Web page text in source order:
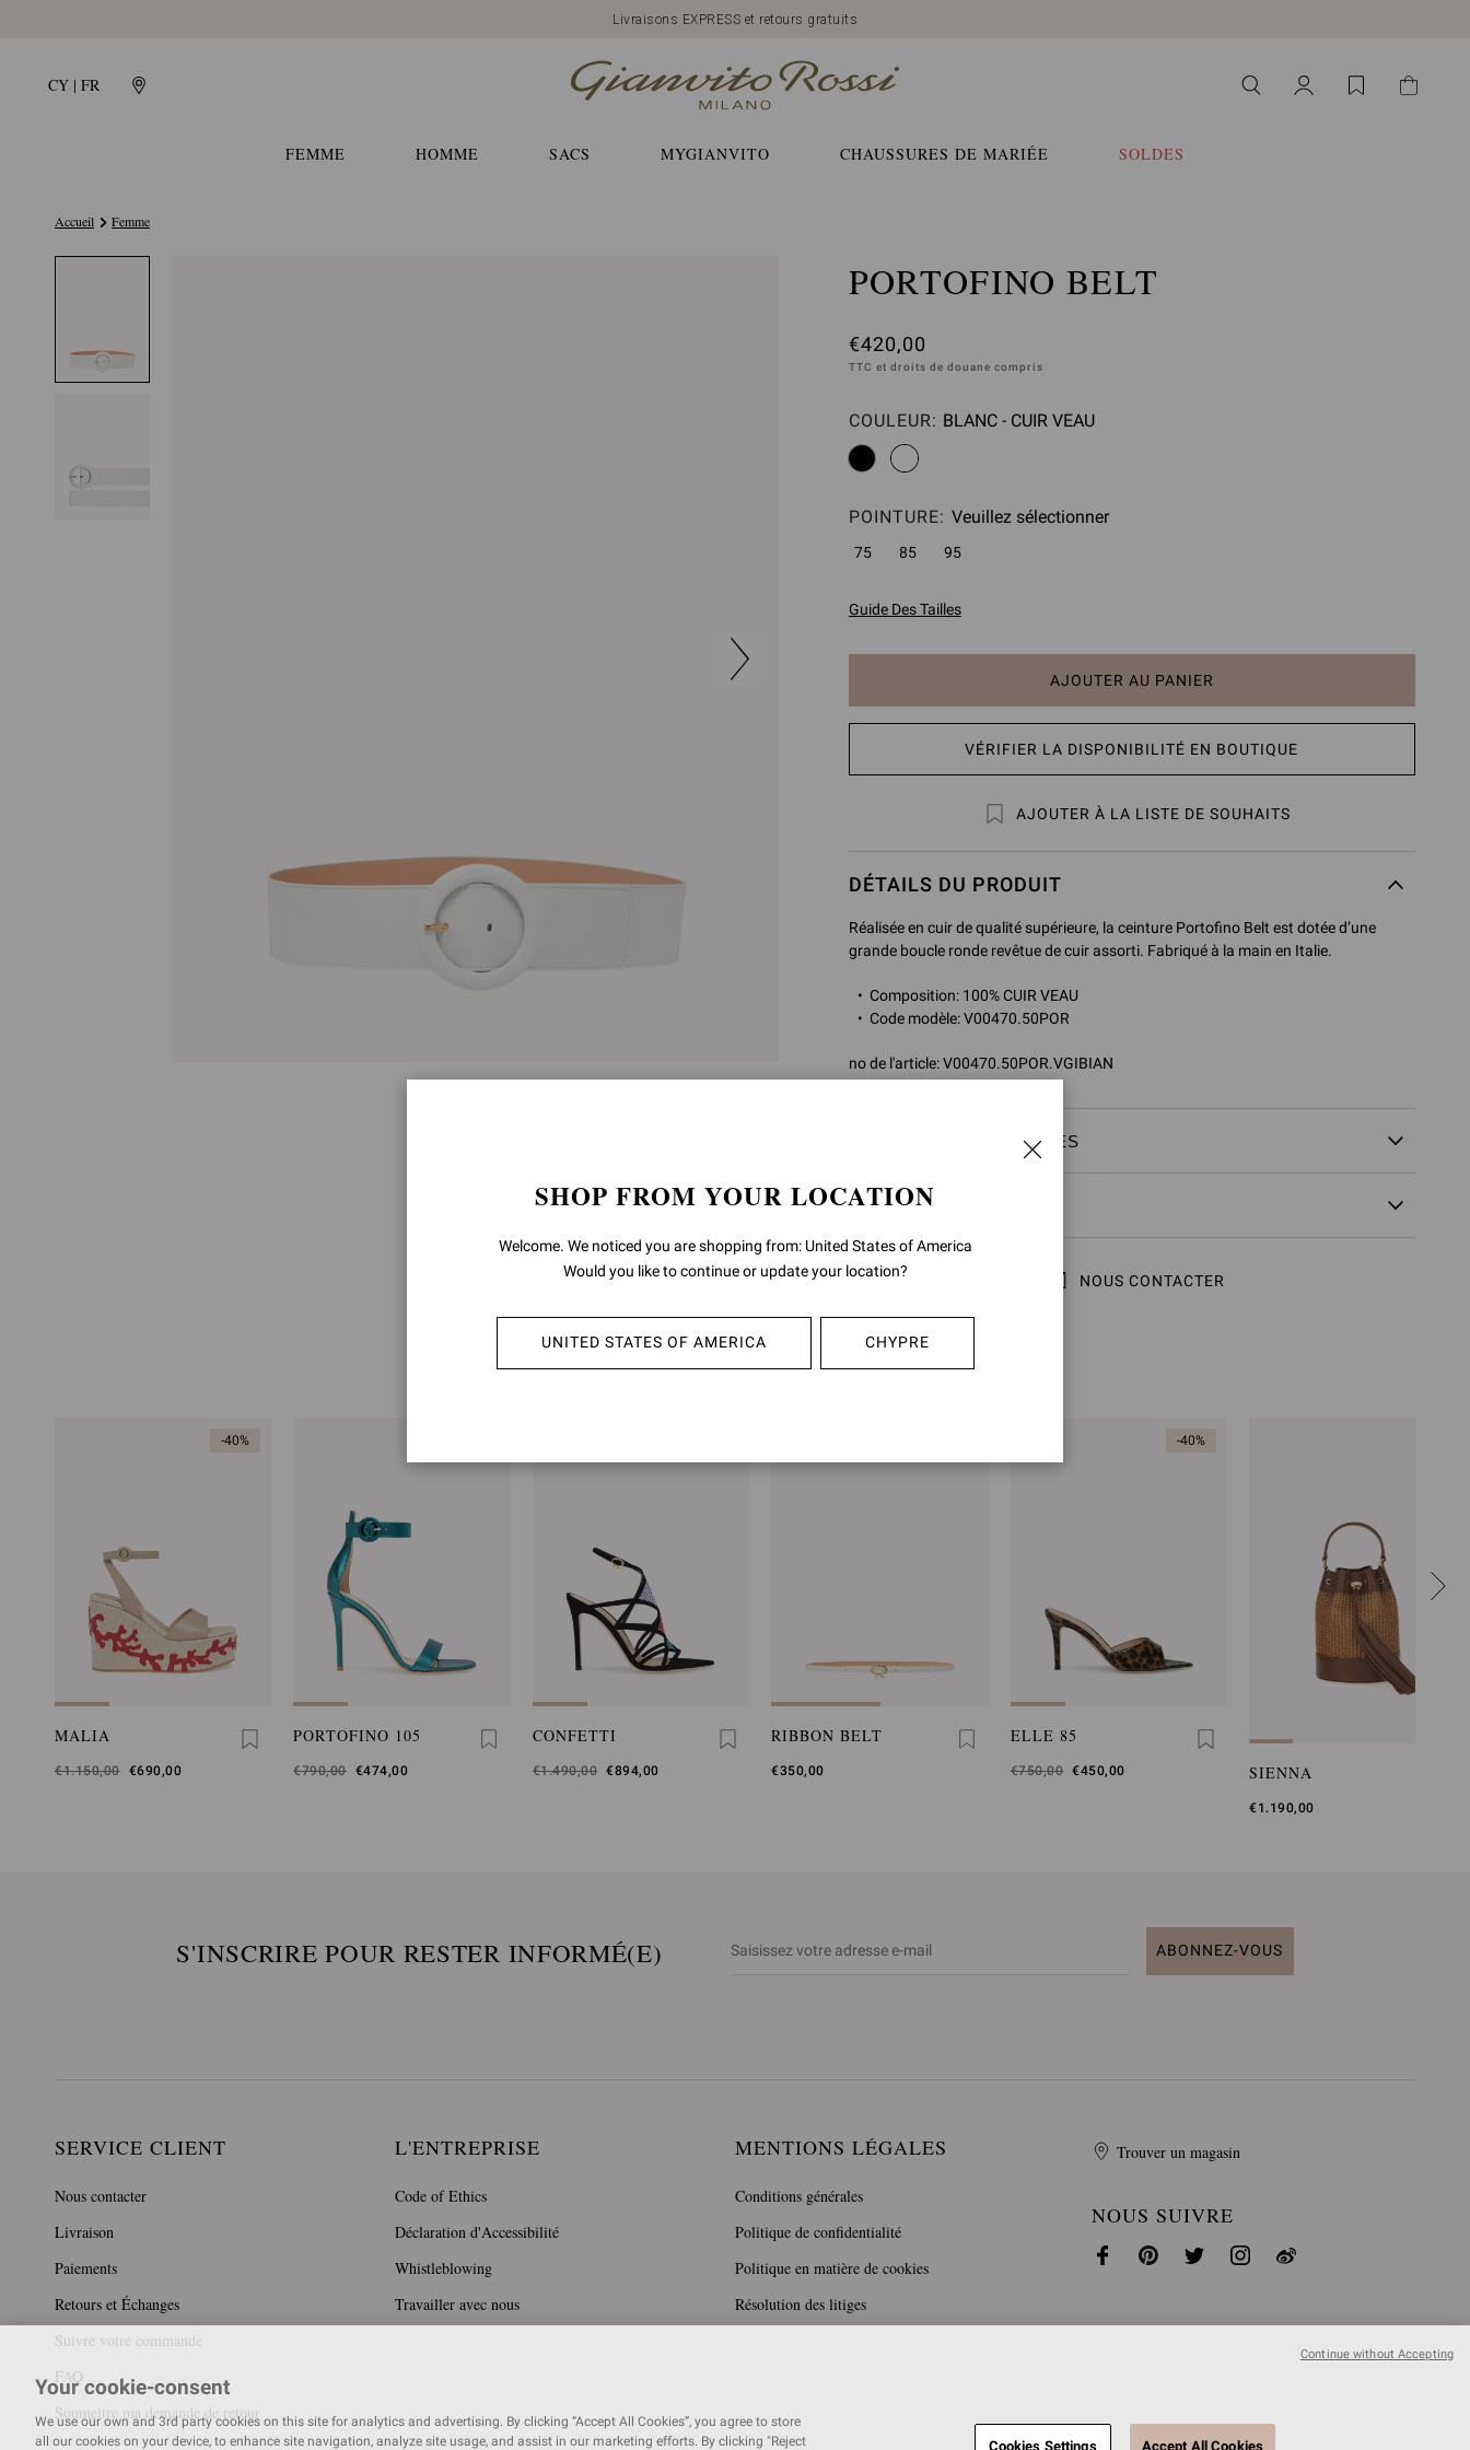
Livraisons EXPRESS et retours gratuits
CY | FR
FEMME HOMME SACS MYGIANVITO CHAUSSURES DE MARIÉE SOLDES
Accueil Femme
PORTOFINO BELT
€420,00
TTC et droits de douane compris
COULEUR: Veuillez sélectionner
BLANC - CUIR VEAU
POINTURE: Veuillez sélectionner
75 85 95
Guide Des Tailles
AJOUTER AU PANIER
au
panier
VÉRIFIER LA DISPONIBILITÉ EN BOUTIQUE
AJOUTER À LA LISTE DE SOUHAITS
DÉTAILS DU PRODUIT
Réalisée en cuir de qualité supérieure, la ceinture Portofino Belt est dotée d’une
grande boucle ronde revêtue de cuir assorti. Fabriqué à la main en Italie.
Composition: 100% CUIR VEAU
Code modèle: V00470.50POR
no de l'article:V00470.50POR.VGIBIAN
ÉCHANGES
LIVRAISON
NOUS CONTACTER
VOUS POURRIEZ ÉGALEMENT AIMER
MALIA
Était
€1.150,00
,
€690,00
-40%
PORTOFINO 105
Était
€790,00
,
€474,00
CONFETTI
Était
€1.490,00
,
€894,00
RIBBON BELT
€350,00
ELLE 85
Était
€750,00
,
€450,00
-40%
SIENNA
€1.190,00
S'INSCRIRE POUR RESTER INFORMÉ(E) ABONNEZ-VOUS
SERVICE CLIENT
Nous contacter
Livraison
Paiements
Retours et Échanges
Suivre votre commande
FAQ
Soumettre ma demande de retour
L'ENTREPRISE
Code of Ethics
Déclaration d'Accessibilité
Whistleblowing
Travailler avec nous
MENTIONS LÉGALES
Conditions générales
Politique de confidentialité
Politique en matière de cookies
Résolution des litiges
Trouver un magasin
NOUS SUIVRE
SHOP FROM YOUR LOCATION
Welcome. We noticed you are shopping from: United States of America
Would you like to continue or update your location?
UNITED STATES OF AMERICA CHYPRE
Your cookie-consent
We use our own and 3rd party cookies on this site for analytics and advertising. By clicking “Accept All Cookies”, you agree to store
all our cookies on your device, to enhance site navigation, analyze site usage, and assist in our marketing efforts. By clicking "Reject
Cookies Settings Accept All Cookies
Continue without Accepting